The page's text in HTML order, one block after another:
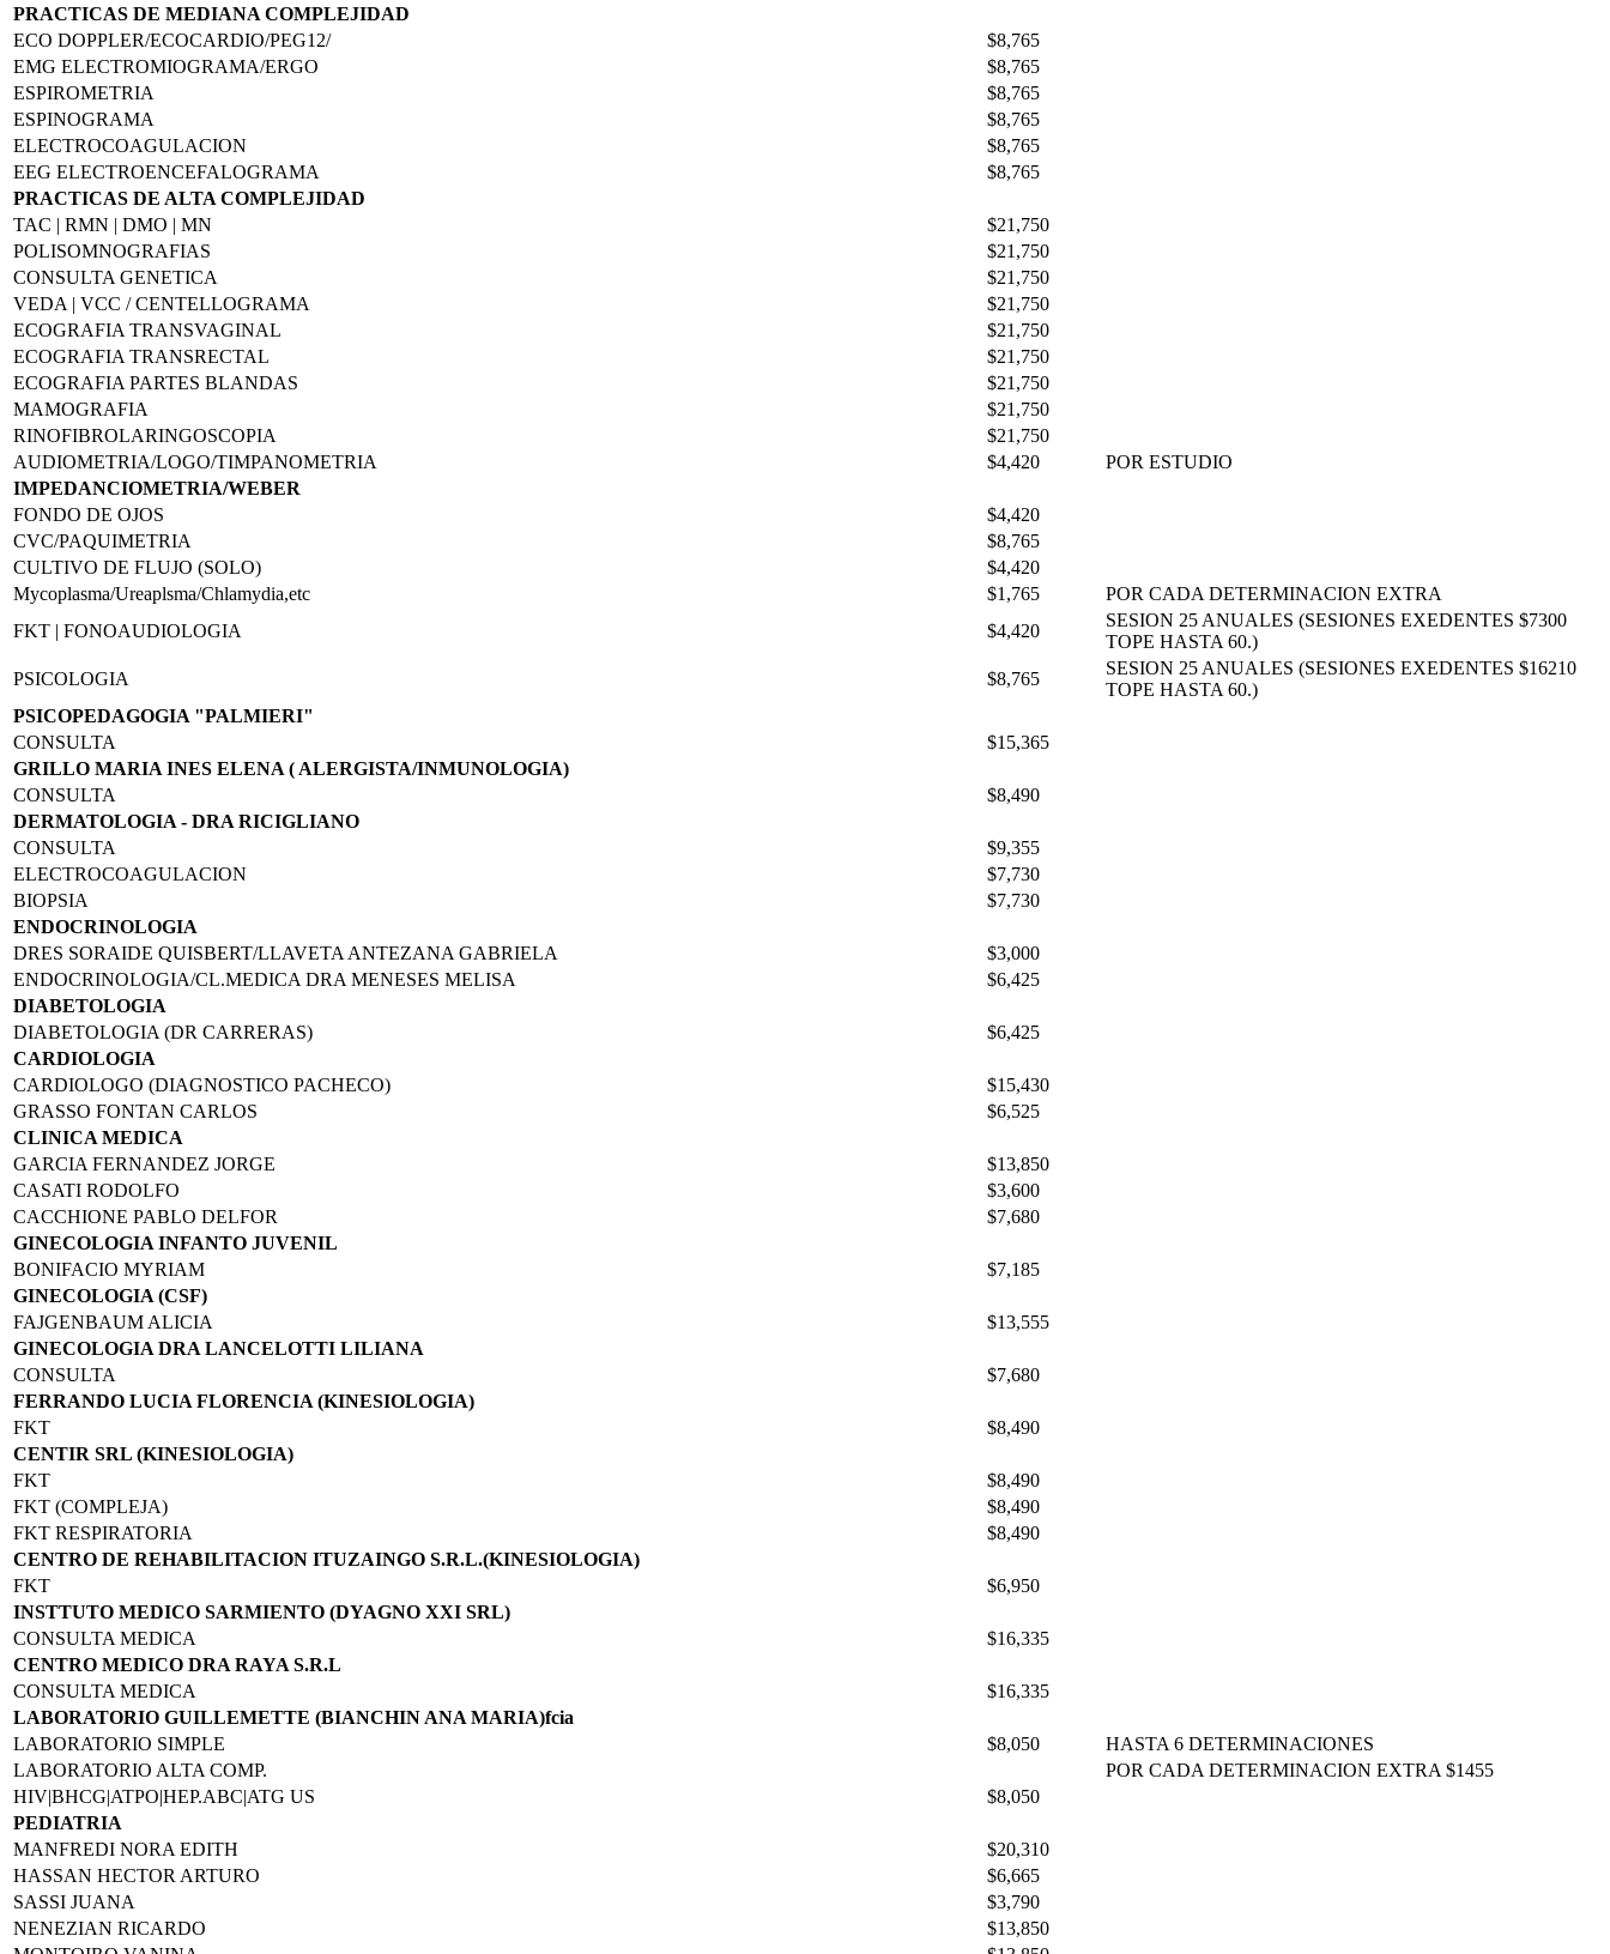
PRACTICAS DE MEDIANA COMPLEJIDAD
ECO DOPPLER/ECOCARDIO/PEG12/
$8,765
EMG ELECTROMIOGRAMA/ERGO
$8,765
ESPIROMETRIA
$8,765
ESPINOGRAMA
$8,765
ELECTROCOAGULACION
$8,765
EEG ELECTROENCEFALOGRAMA
$8,765
PRACTICAS DE ALTA COMPLEJIDAD
TAC | RMN | DMO | MN
$21,750
POLISOMNOGRAFIAS
$21,750
CONSULTA GENETICA
$21,750
VEDA | VCC / CENTELLOGRAMA
$21,750
ECOGRAFIA TRANSVAGINAL
$21,750
ECOGRAFIA TRANSRECTAL
$21,750
ECOGRAFIA PARTES BLANDAS
$21,750
MAMOGRAFIA
$21,750
RINOFIBROLARINGOSCOPIA
$21,750
AUDIOMETRIA/LOGO/TIMPANOMETRIA
$4,420
POR ESTUDIO
IMPEDANCIOMETRIA/WEBER
FONDO DE OJOS
$4,420
CVC/PAQUIMETRIA
$8,765
CULTIVO DE FLUJO (SOLO)
$4,420
Mycoplasma/Ureaplsma/Chlamydia,etc
$1,765
POR CADA DETERMINACION EXTRA
FKT | FONOAUDIOLOGIA
$4,420
SESION 25 ANUALES (SESIONES EXEDENTES $7300
TOPE HASTA 60.)
PSICOLOGIA
$8,765
SESION 25 ANUALES (SESIONES EXEDENTES $16210
TOPE HASTA 60.)
PSICOPEDAGOGIA "PALMIERI"
CONSULTA
$15,365
GRILLO MARIA INES ELENA ( ALERGISTA/INMUNOLOGIA)
CONSULTA
$8,490
DERMATOLOGIA - DRA RICIGLIANO
CONSULTA
$9,355
ELECTROCOAGULACION
$7,730
BIOPSIA
$7,730
ENDOCRINOLOGIA
DRES SORAIDE QUISBERT/LLAVETA ANTEZANA GABRIELA
$3,000
ENDOCRINOLOGIA/CL.MEDICA DRA MENESES MELISA
$6,425
DIABETOLOGIA
DIABETOLOGIA (DR CARRERAS)
$6,425
CARDIOLOGIA
CARDIOLOGO (DIAGNOSTICO PACHECO)
$15,430
GRASSO FONTAN CARLOS
$6,525
CLINICA MEDICA
GARCIA FERNANDEZ JORGE
$13,850
CASATI RODOLFO
$3,600
CACCHIONE PABLO DELFOR
$7,680
GINECOLOGIA INFANTO JUVENIL
BONIFACIO MYRIAM
$7,185
GINECOLOGIA (CSF)
FAJGENBAUM ALICIA
$13,555
GINECOLOGIA DRA LANCELOTTI LILIANA
CONSULTA
$7,680
FERRANDO LUCIA FLORENCIA (KINESIOLOGIA)
FKT
$8,490
CENTIR SRL (KINESIOLOGIA)
FKT
$8,490
FKT (COMPLEJA)
$8,490
FKT RESPIRATORIA
$8,490
CENTRO DE REHABILITACION ITUZAINGO S.R.L.(KINESIOLOGIA)
FKT
$6,950
INSTTUTO MEDICO SARMIENTO (DYAGNO XXI SRL)
CONSULTA MEDICA
$16,335
CENTRO MEDICO DRA RAYA S.R.L
CONSULTA MEDICA
$16,335
LABORATORIO GUILLEMETTE (BIANCHIN ANA MARIA)fcia
LABORATORIO SIMPLE
$8,050
HASTA 6 DETERMINACIONES
LABORATORIO ALTA COMP.
POR CADA DETERMINACION EXTRA $1455
HIV|BHCG|ATPO|HEP.ABC|ATG US
$8,050
PEDIATRIA
MANFREDI NORA EDITH
$20,310
HASSAN HECTOR ARTURO
$6,665
SASSI JUANA
$3,790
NENEZIAN RICARDO
$13,850